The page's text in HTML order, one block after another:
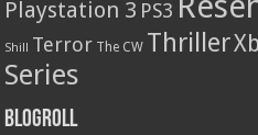
Playstation 3 PS3
Shill Terror The CW Thriller
Series
Blogroll